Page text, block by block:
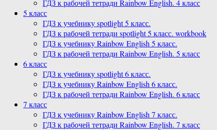
ГДЗ к рабочей тетради Rainbow English. 4 класс
5 класс
ГДЗ к учебнику spotlight 5 класс.
ГДЗ к рабочей тетради spotlight 5 класс. workbook
ГДЗ к учебнику Rainbow English 5 класс.
ГДЗ к рабочей тетради Rainbow English. 5 класс
6 класс
ГДЗ к учебнику spotlight 6 класс.
ГДЗ к учебнику Rainbow English 6 класс.
ГДЗ к рабочей тетради Rainbow English. 6 класс
7 класс
ГДЗ к учебнику Rainbow English 7 класс.
ГДЗ к рабочей тетради Rainbow English. 7 класс